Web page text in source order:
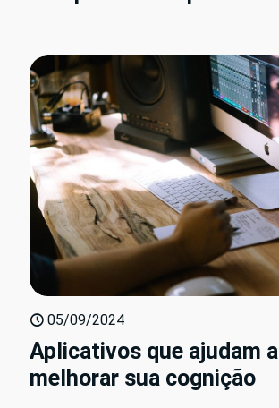
05/09/2024
Aplicativos que ajudam a
melhorar sua cognição